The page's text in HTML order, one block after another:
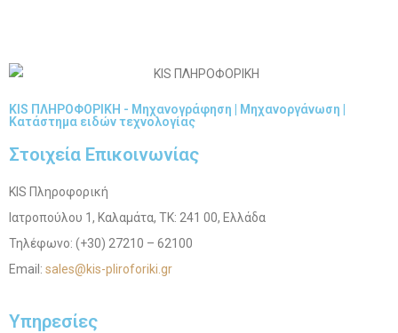
KIS ΠΛΗΡΟΦΟΡΙΚΗ - Μηχανογράφηση | Μηχανοργάνωση |
Κατάστημα ειδών τεχνολογίας
Στοιχεία Επικοινωνίας
KIS Πληροφορική
Ιατροπούλου 1, Καλαμάτα, ΤΚ: 241 00, Ελλάδα
Τηλέφωνο: (+30) 27210 – 62100
Email: sales@kis-pliroforiki.gr
Υπηρεσίες